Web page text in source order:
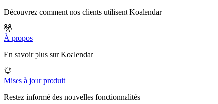
Découvrez comment nos clients utilisent Koalendar
À propos
En savoir plus sur Koalendar
Mises à jour produit
Restez informé des nouvelles fonctionnalités